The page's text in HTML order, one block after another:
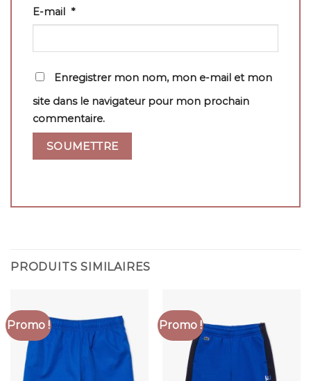
E-mail *
Enregistrer mon nom, mon e-mail et mon
site dans le navigateur pour mon prochain
commentaire.
PRODUITS SIMILAIRES
Promo ! Promo !